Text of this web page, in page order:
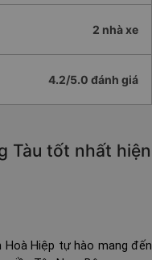
2 nhà xe
4.2/5.0 đánh giá
Tàu tốt nhất hiện
Hoà Hiệp tự hào mang đến